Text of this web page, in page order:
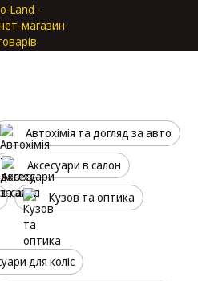
Автохімія та догляд за авто
Аксесуари в салон
Кузов та оптика
для коліс